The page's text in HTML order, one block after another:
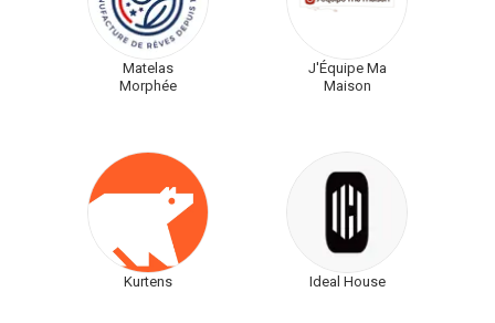
Matelas
Morphée
J'Équipe Ma
Maison
Kurtens Ideal House